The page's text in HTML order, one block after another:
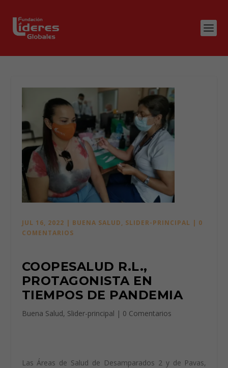
JUL 16, 2022 | BUENA SALUD, SLIDER-PRINCIPAL | 0
COMENTARIOS
COOPESALUD R.L.,
PROTAGONISTA EN
TIEMPOS DE PANDEMIA
Buena Salud, Slider-principal | 0 Comentarios
Las Áreas de Salud de Desamparados 2 y de Pavas,